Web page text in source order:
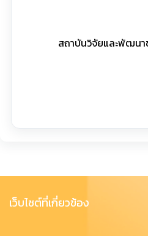
สถาบันวิจัยและพัฒนา
เว็บไซต์ที่เกี่ยวข้อง